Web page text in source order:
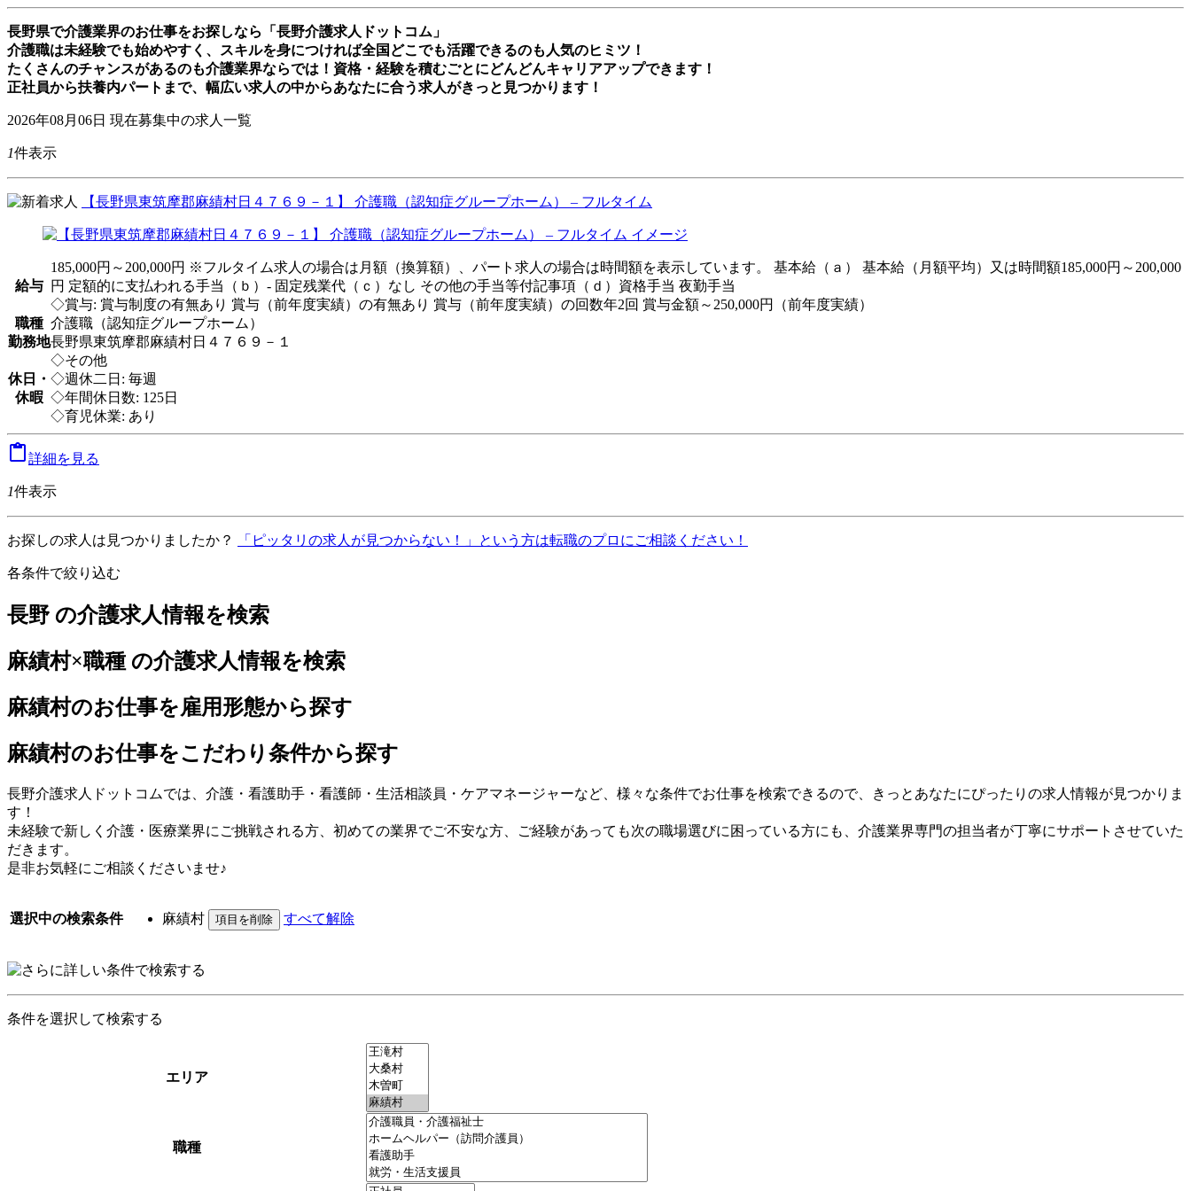
長野県で介護業界のお仕事をお探しなら「長野介護求人ドットコム」
介護職は未経験でも始めやすく、スキルを身につければ全国どこでも活躍できるのも人気のヒミツ！
たくさんのチャンスがあるのも介護業界ならでは！資格・経験を積むごとにどんどんキャリアアップできます！
正社員から扶養内パートまで、幅広い求人の中からあなたに合う求人がきっと見つかります！
2026年08月06日 現在募集中の求人一覧
1件表示
【長野県東筑摩郡麻績村日４７６９－１】 介護職（認知症グループホーム） – フルタイム
給与
185,000円～200,000円 ※フルタイム求人の場合は月額（換算額）、パート求人の場合は時間額を表示しています。 基本給（ａ） 基本給（月額平均）又は時間額185,000円～200,000
円 定額的に支払われる手当（ｂ）- 固定残業代（ｃ）なし その他の手当等付記事項（ｄ）資格手当 夜勤手当
◇賞与: 賞与制度の有無あり 賞与（前年度実績）の有無あり 賞与（前年度実績）の回数年2回 賞与金額～250,000円（前年度実績）
職種 介護職（認知症グループホーム）
勤務地長野県東筑摩郡麻績村日４７６９－１
休日・
休暇
◇その他
◇週休二日: 毎週
◇年間休日数: 125日
◇育児休業: あり
 詳細を見る
1件表示
お探しの求人は見つかりましたか？ 「ピッタリの求人が見つからない！」という方は転職のプロにご相談ください！
各条件で絞り込む
長野 の介護求人情報を検索
麻績村×職種 の介護求人情報を検索
麻績村のお仕事を雇用形態から探す
麻績村のお仕事をこだわり条件から探す
長野介護求人ドットコムでは、介護・看護助手・看護師・生活相談員・ケアマネージャーなど、様々な条件でお仕事を検索できるので、きっとあなたにぴったりの求人情報が見つかりま
す！
未経験で新しく介護・医療業界にご挑戦される方、初めての業界でご不安な方、ご経験があっても次の職場選びに困っている方にも、介護業界専門の担当者が丁寧にサポートさせていた
だきます。
是非お気軽にご相談くださいませ♪
選択中の検索条件 麻績村 すべて解除
条件を選択して検索する
エリア
職種